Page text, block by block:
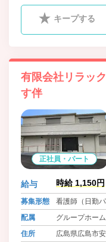
キープする
有限会社リラッ
す伴
正社員・パート
給与 時給 1,150円
募集形態
看護師（日勤パ
配属
グループホーム
住所
広島県広島市